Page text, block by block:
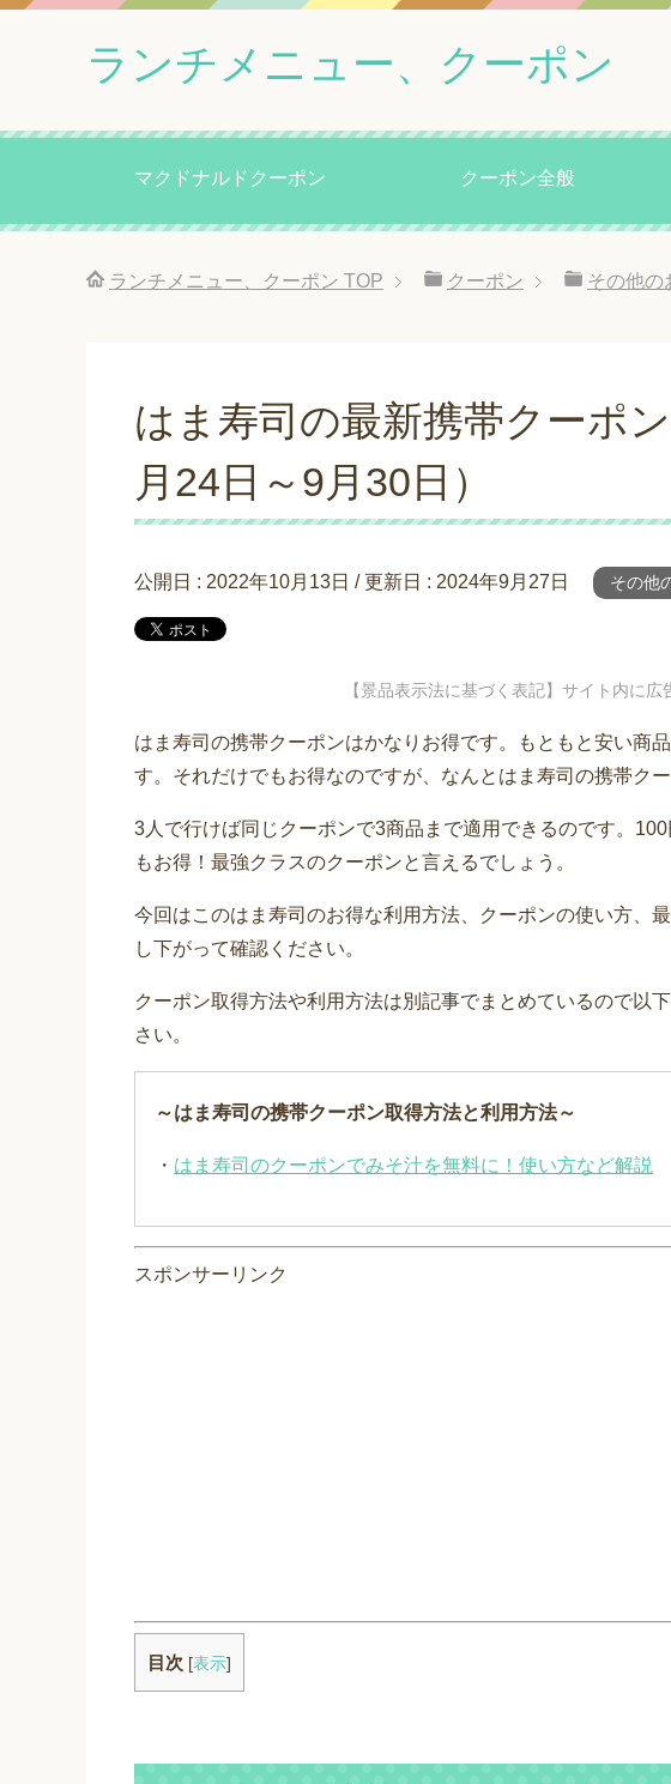
ランチメニュー、クーポン
マクドナルドクーポン クーポン全般
ランチメニュー、クーポン TOP クーポン その他の
はま寿司の最新携帯クーポ
月24日～9月30日）
公開日 : 2022年10月13日 / 更新日 : 2024年9月27日 その他
【景品表示法に基づく表記】サイト内に広
はま寿司の携帯クーポンはかなりお得です。もともと安い商
す。それだけでもお得なのですが、なんとはま寿司の携帯ク
3人で行けば同じクーポンで3商品まで適用できるのです。
もお得！最強クラスのクーポンと言えるでしょう。
今回はこのはま寿司のお得な利用方法、クーポンの使い方、
し下がって確認ください。
クーポン取得方法や利用方法は別記事でまとめているので以
さい。
～はま寿司の携帯クーポン取得方法と利用方法～
・ はま寿司のクーポンでみそ汁を無料に！使い方など解説
スポンサーリンク
目次 [表示]